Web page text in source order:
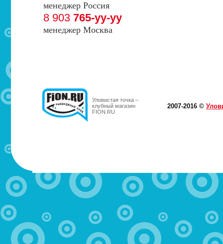
менеджер Россия
8 903 765-yy-yy
менеджер Москва
Уловистая точка –
клубный магазин
FION.RU
2007-2016 ©
МОТЫЛЬ.РФ
Здравствуйте! Магазин закрылся, к сожалению.